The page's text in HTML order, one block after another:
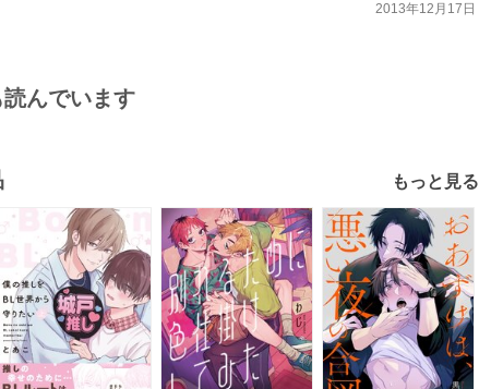
2013年12月17日
んでいます
もっと見る
e
t